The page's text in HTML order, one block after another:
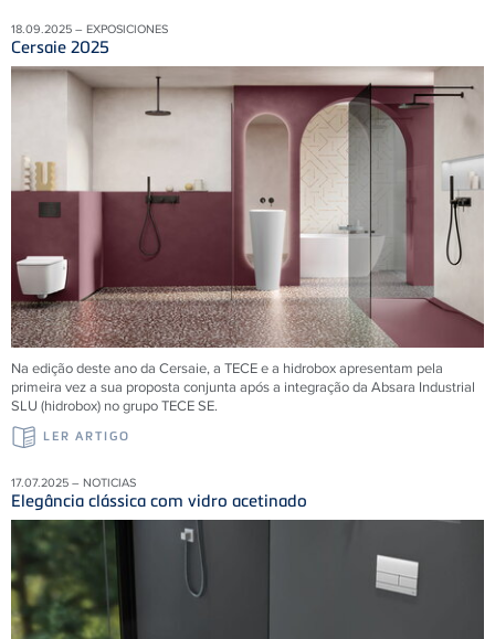
18.09.2025 – EXPOSICIONES
Cersaie 2025
Na edição deste ano da Cersaie, a TECE e a hidrobox apresentam pela
primeira vez a sua proposta conjunta após a integração da Absara Industrial
SLU (hidrobox) no grupo TECE SE.
LER ARTIGO
17.07.2025 – NOTICIAS
Elegância clássica com vidro acetinado